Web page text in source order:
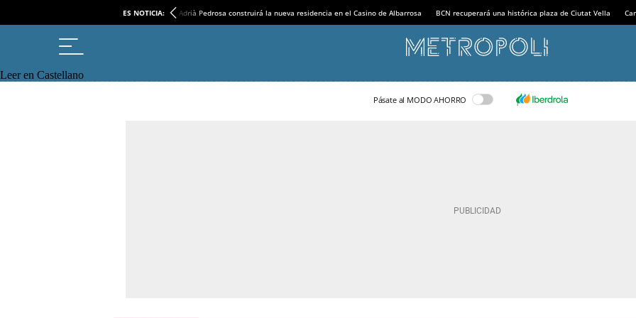
ES NOTICIA: Adrià Pedrosa construirá la nueva residencia en el Casino de Albarrosa BCN recuperará una histórica plaza de Ciutat Vella
Leer en Castellano
Pásate al MODO AHORRO